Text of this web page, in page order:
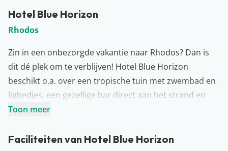
Hotel Blue Horizon
Rhodos
Zin in een onbezorgde vakantie naar Rhodos? Dan is
dit dé plek om te verblijven! Hotel Blue Horizon
beschikt o.a. over een tropische tuin met zwembad en
ligbedjes, een gezellige bar direct aan het strand en
een uitgebreid buffetrestaurant. Daarnaast kun je
sportfaciliteiten. Daag elkaar uit voor een potje
Toon meer
Faciliteiten van Hotel Blue Horizon